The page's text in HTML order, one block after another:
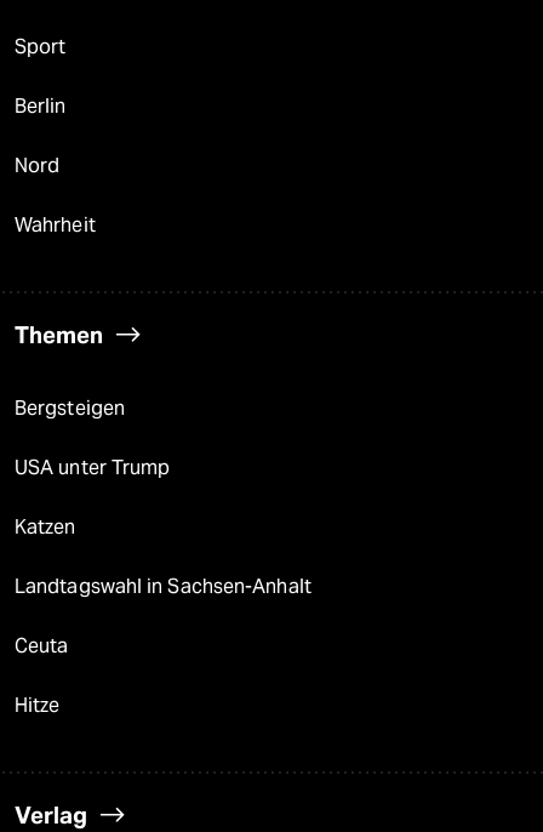
Sport
Berlin
Nord
Wahrheit
Themen
Bergsteigen
USA unter Trump
Katzen
Landtagswahl in Sachsen-Anhalt
Ceuta
Hitze
Verlag